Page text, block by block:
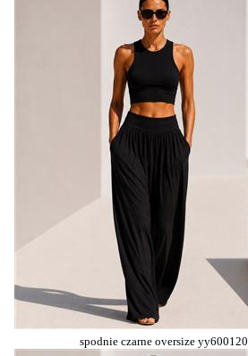
spodnie czarne oversize yy600120